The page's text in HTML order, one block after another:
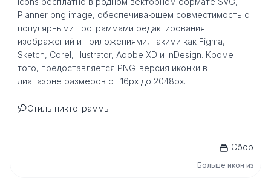
Planner png image, обеспечивающем совместимость с
популярными программами редактирования
изображений и приложениями, такими как Figma,
Sketch, Corel, Illustrator, Adobe XD и InDesign. Кроме
того, предоставляется PNG-версия иконки в
диапазоне размеров от 16px до 2048px.
Стиль пиктограммы
Сбор
Больше икон из